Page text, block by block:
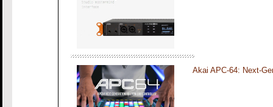
Akai APC-64: Next-